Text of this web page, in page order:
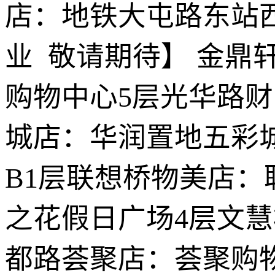
店：地铁大屯路东站
业 敬请期待】 金鼎
购物中心5层光华路
城店：华润置地五彩
B1层联想桥物美店
之花假日广场4层文
都路荟聚店：荟聚购